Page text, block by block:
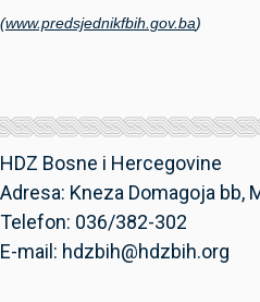
(www.predsjednikfbih.gov.ba)
HDZ Bosne i Hercegovine
Adresa: Kneza Domagoja bb,
Telefon: 036/382-302
E-mail: hdzbih@hdzbih.org